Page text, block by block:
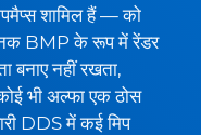
शामिल हैं — को
BMP के रूप में रेंडर
बनाए नहीं रखता,
भी अल्फा एक ठोस
DDS में कई मिप